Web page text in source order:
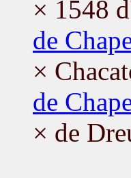
× 1548
de
×
de
× de